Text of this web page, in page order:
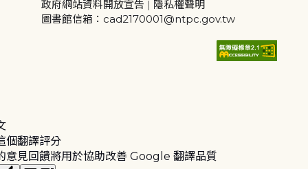
政府網站資料開放宣告 | 隱私權聲明
圖書館信箱：cad2170001@ntpc.gov.tw
個翻譯評分
意見回饋將用於協助改善 Google 翻譯品質